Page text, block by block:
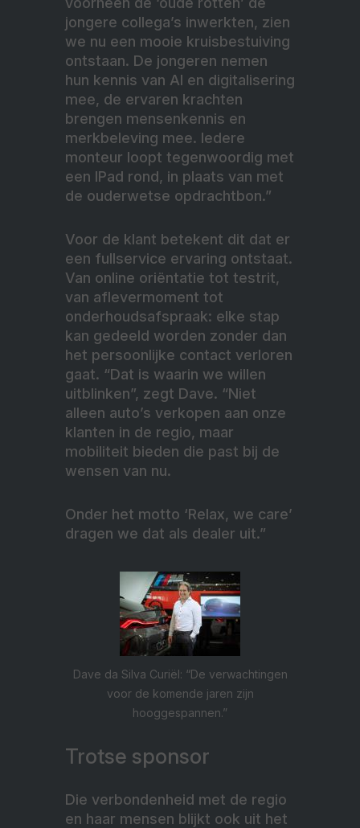
jongere collega’s inwerkten, zien
we nu een mooie kruisbestuiving
ontstaan. De jongeren nemen
hun kennis van AI en digitalisering
mee, de ervaren krachten
brengen mensenkennis en
merkbeleving mee. Iedere
monteur loopt tegenwoordig met
een IPad rond, in plaats van met
de ouderwetse opdrachtbon.”
Voor de klant betekent dit dat er
een fullservice ervaring ontstaat.
Van online oriëntatie tot testrit,
van aflevermoment tot
onderhoudsafspraak: elke stap
kan gedeeld worden zonder dan
het persoonlijke contact verloren
gaat. “Dat is waarin we willen
uitblinken”, zegt Dave. “Niet
alleen auto’s verkopen aan onze
klanten in de regio, maar
mobiliteit bieden die past bij de
wensen van nu.
Onder het motto ‘Relax, we care’
dragen we dat als dealer uit.”
Dave da Silva Curiël: “De verwachtingen
voor de komende jaren zijn
hooggespannen.”
Trotse sponsor
Die verbondenheid met de regio
en haar mensen blijkt ook uit het